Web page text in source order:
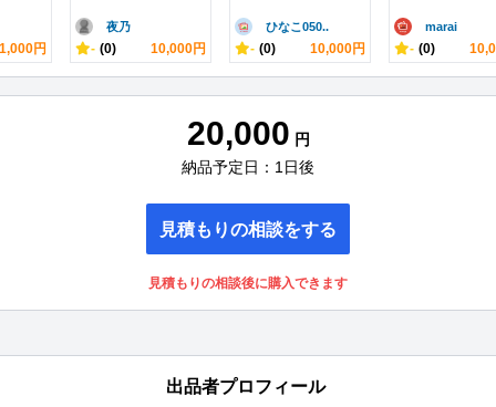
1,000円
夜乃
- (0) 10,000円
ひなこ050..
- (0) 10,000円
marai
- (0)
20,000 円
納品予定日：1日後
見積もりの相談をする
見積もりの相談後に購入できます
出品者プロフィール